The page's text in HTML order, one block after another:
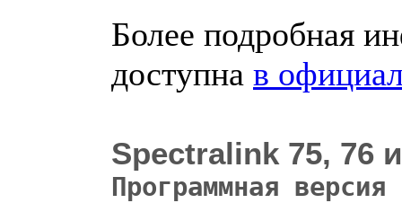
Более подробная
доступна в
Spectralink 75, 76
Программная версия